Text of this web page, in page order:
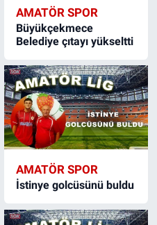
AMATÖR SPOR
Büyükçekmece
Belediye çıtayı yükseltti
AMATÖR SPOR
İstinye golcüsünü buldu